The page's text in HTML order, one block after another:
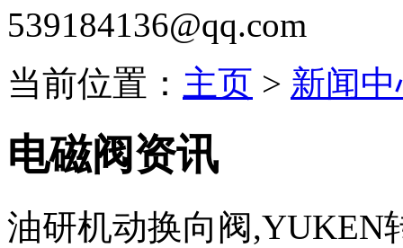
539184136@qq.com
当前位置： 主页 > 新闻
电磁阀资讯
油研机动换向阀,YUKEN